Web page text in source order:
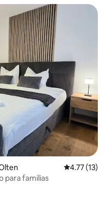
Calificación
4.77 (13)
para familias